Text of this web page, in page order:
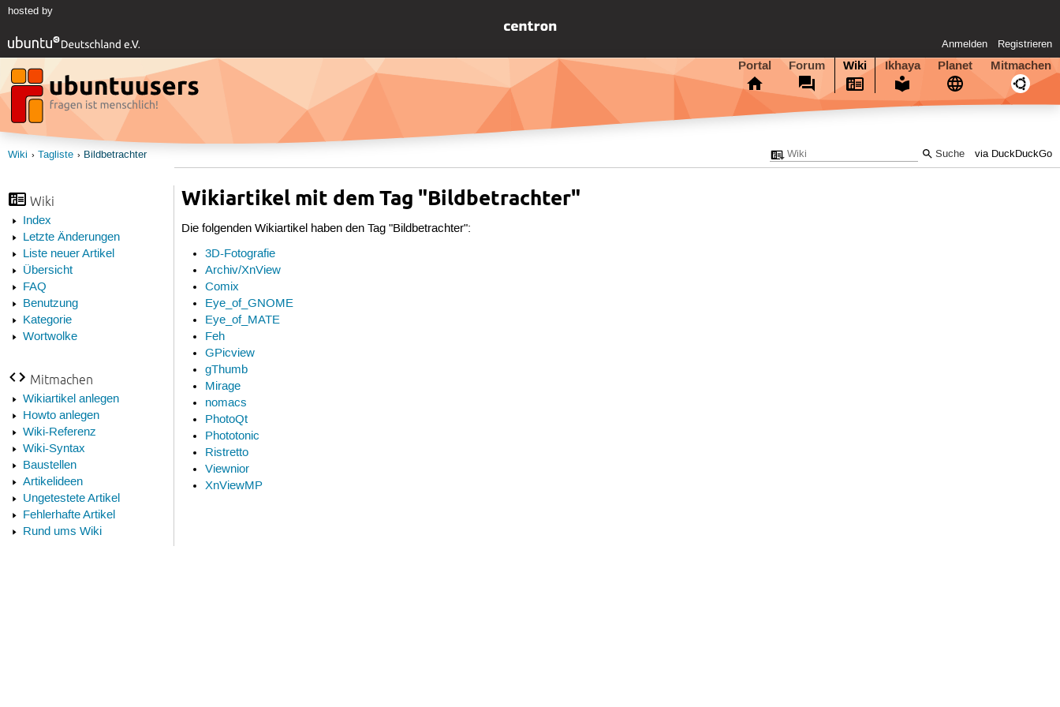
hosted by
Anmelden Registrieren
Portal Forum Wiki Ikhaya Planet Mitmachen
via DuckDuckGo
Wiki Tagliste Bildbetrachter
Wiki
Index
Letzte Änderungen
Liste neuer Artikel
Übersicht
FAQ
Benutzung
Kategorie
Wortwolke
Mitmachen
Wikiartikel anlegen
Howto anlegen
Wiki-Referenz
Wiki-Syntax
Baustellen
Artikelideen
Ungetestete Artikel
Fehlerhafte Artikel
Rund ums Wiki
Wikiartikel mit dem Tag "Bildbetrachter"
Die folgenden Wikiartikel haben den Tag "Bildbetrachter":
3D-Fotografie
Archiv/XnView
Comix
Eye_of_GNOME
Eye_of_MATE
Feh
GPicview
gThumb
Mirage
nomacs
PhotoQt
Phototonic
Ristretto
Viewnior
XnViewMP